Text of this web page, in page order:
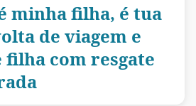
minha filha, é tua
de viagem e
com resgate